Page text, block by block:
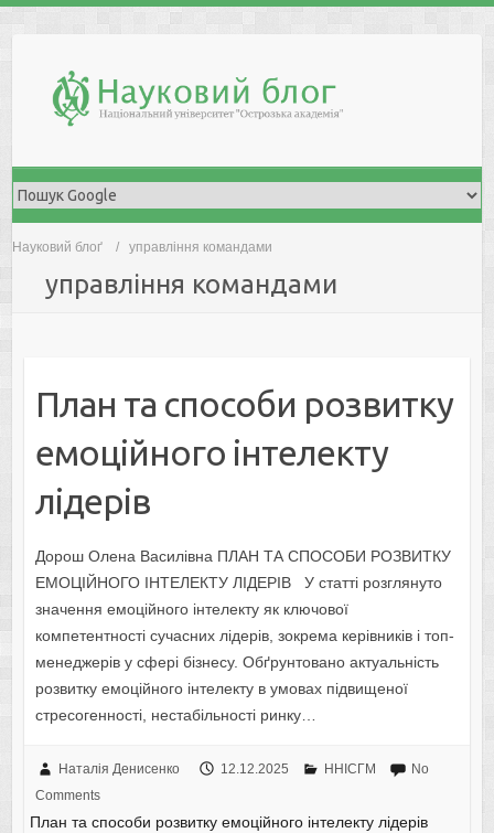
Науковий блоґ управління командами
управління командами
План та способи розвитку
емоційного інтелекту
лідерів
Дорош Олена Василівна ПЛАН ТА СПОСОБИ РОЗВИТКУ
ЕМОЦІЙНОГО ІНТЕЛЕКТУ ЛІДЕРІВ У статті розглянуто
значення емоційного інтелекту як ключової
компетентності сучасних лідерів, зокрема керівників і топ-
менеджерів у сфері бізнесу. Обґрунтовано актуальність
розвитку емоційного інтелекту в умовах підвищеної
стресогенності, нестабільності ринку…
Наталія Денисенко 12.12.2025 ННІСГМ
No
Comments
План та способи розвитку емоційного інтелекту лідерів